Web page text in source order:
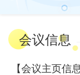
会议信息
【会议主页信息